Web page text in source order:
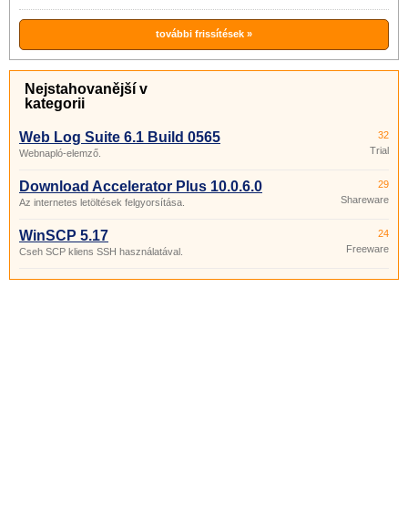
további frissítések »
Nejstahovanější v
kategorii
Web Log Suite 6.1 Build 0565
Webnapló-elemző.
32
Trial
Download Accelerator Plus 10.0.6.0
Az internetes letöltések felgyorsítása.
29
Shareware
WinSCP 5.17
Cseh SCP kliens SSH használatával.
24
Freeware